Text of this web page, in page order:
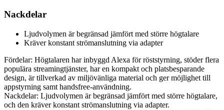
Nackdelar
Ljudvolymen är begränsad jämfört med större högtalare
Kräver konstant strömanslutning via adapter
Fördelar: Högtalaren har inbyggd Alexa för röststyrning, stöder flera
populära streamingtjänster, har en kompakt och platsbesparande
design, är tillverkad av miljövänliga material och ger möjlighet till
appstyrning samt handsfree-användning.
Nackdelar: Ljudvolymen är begränsad jämfört med större högtalare,
och den kräver konstant strömanslutning via adapter.